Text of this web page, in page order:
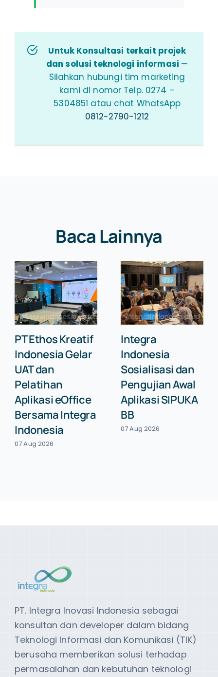
Untuk Konsultasi terkait projek
dan solusi teknologi informasi —
Silahkan hubungi tim marketing
kami di nomor Telp. 0274 –
5304851 atau chat WhatsApp
0812-2790-1212
Baca Lainnya
PT Ethos Kreatif
Indonesia Gelar
UAT dan
Pelatihan
Aplikasi eOffice
Bersama Integra
Indonesia
07 Aug 2026
Integra
Indonesia
Sosialisasi dan
Pengujian Awal
Aplikasi SIPUKA
BB
07 Aug 2026
PT. Integra Inovasi Indonesia sebagai
konsultan dan developer dalam bidang
Teknologi Informasi dan Komunikasi (TIK)
berusaha memberikan solusi terhadap
permasalahan dan kebutuhan teknologi